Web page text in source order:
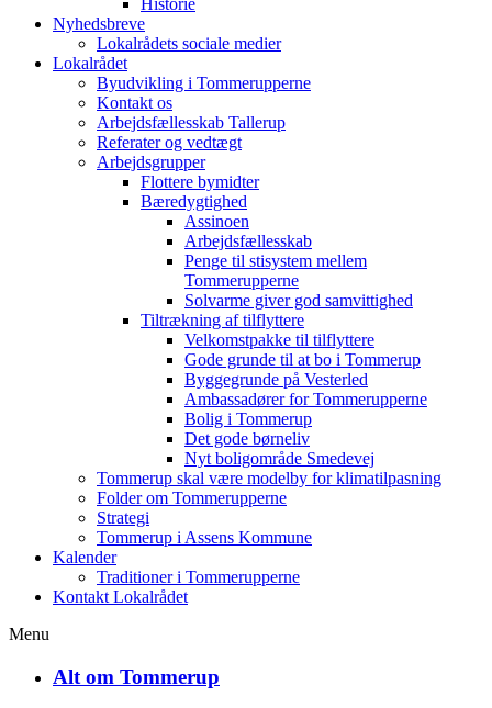
Nyhedsbreve
Lokalrådets sociale medier
Lokalrådet
Byudvikling i Tommerupperne
Kontakt os
Arbejdsfællesskab Tallerup
Referater og vedtægt
Arbejdsgrupper
Flottere bymidter
Bæredygtighed
Assinoen
Arbejdsfællesskab
Penge til stisystem mellem
Tommerupperne
Solvarme giver god samvittighed
Tiltrækning af tilflyttere
Velkomstpakke til tilflyttere
Gode grunde til at bo i Tommerup
Byggegrunde på Vesterled
Ambassadører for Tommerupperne
Bolig i Tommerup
Det gode børneliv
Nyt boligområde Smedevej
Tommerup skal være modelby for klimatilpasning
Folder om Tommerupperne
Strategi
Tommerup i Assens Kommune
Kalender
Traditioner i Tommerupperne
Kontakt Lokalrådet
Menu
Alt om Tommerup